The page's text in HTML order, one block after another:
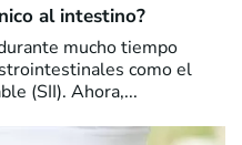
al intestino?
mucho tiempo
como el
(SII). Ahora,...